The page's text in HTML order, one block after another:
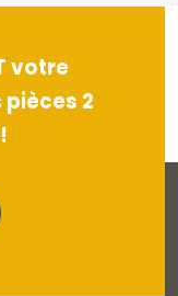
votre
2